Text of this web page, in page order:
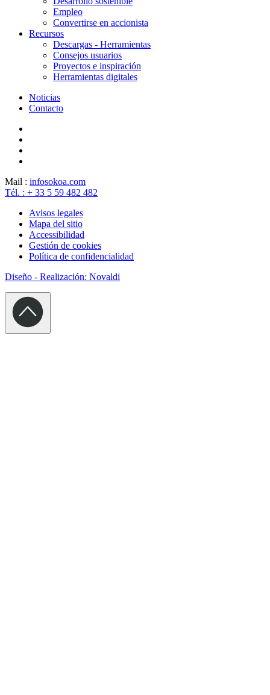
Empleo
Convertirse en accionista
Recursos
Descargas - Herramientas
Consejos usuarios
Proyectos e inspiración
Herramientas digitales
Noticias
Contacto
Mail : infosokoa.com
Tél. : + 33 5 59 482 482
Avisos legales
Mapa del sitio
Accessibilidad
Gestión de cookies
Política de confidencialidad
Diseño - Realización: Novaldi